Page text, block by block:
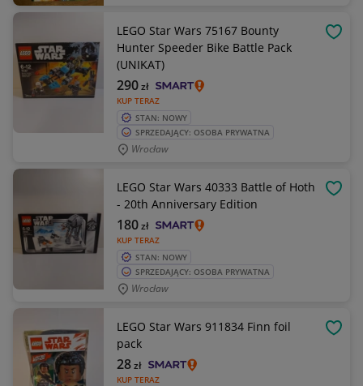
LEGO Star Wars 75167 Bounty
Hunter Speeder Bike Battle Pack
(UNIKAT)
KUP TERAZ
290zł
STAN: NOWY
SPRZEDAJĄCY: OSOBA PRYWATNA
Wrocław
LEGO Star Wars 40333 Battle of Hoth
- 20th Anniversary Edition
KUP TERAZ
180zł
STAN: NOWY
SPRZEDAJĄCY: OSOBA PRYWATNA
Wrocław
LEGO Star Wars 911834 Finn foil
pack
KUP TERAZ
28zł